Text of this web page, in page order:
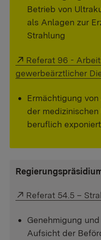
Betrieb von
als Anlagen zur
Strahlung
Externer Link:
Referat 96 -
gewerbeärztlicher
Ermächtigung
der
beruflich
Externer Link:
Referat 54.5 –
Genehmigung
Aufsicht der